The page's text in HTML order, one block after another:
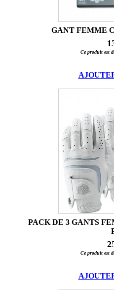
GANT FEMME
Ce produit est
PACK DE 3 GANTS
Ce produit est